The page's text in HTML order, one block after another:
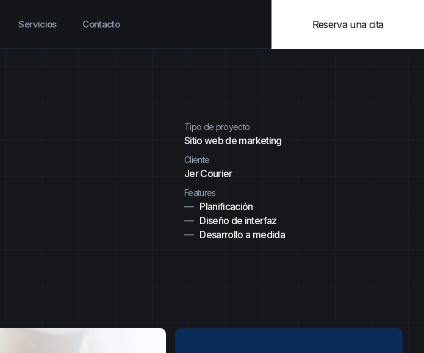
Servicios Contacto Reserva una cita
Tipo de proyecto
Sitio web de marketing
Cliente
Jer Courier
Features
Planificación
Diseño de interfaz
Desarrollo a medida